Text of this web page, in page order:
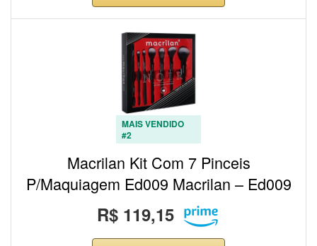
MAIS VENDIDO
#2
Macrilan Kit Com 7 Pinceis
P/Maquiagem Ed009 Macrilan – Ed009
R$ 119,15